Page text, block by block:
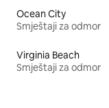
Ocean City
Smještaji za odmor
Virginia Beach
Smještaji za odmor